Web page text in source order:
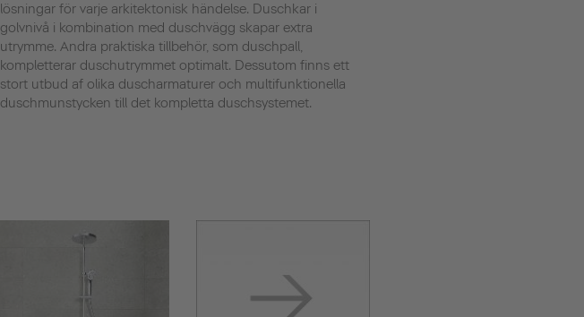
lösningar för varje arkitektonisk händelse. Duschkar i
golvnivå i kombination med duschvägg skapar extra
utrymme. Andra praktiska tillbehör, som duschpall,
kompletterar duschutrymmet optimalt. Dessutom finns ett
stort utbud af olika duscharmaturer och multifunktionella
duschmunstycken till det kompletta duschsystemet.